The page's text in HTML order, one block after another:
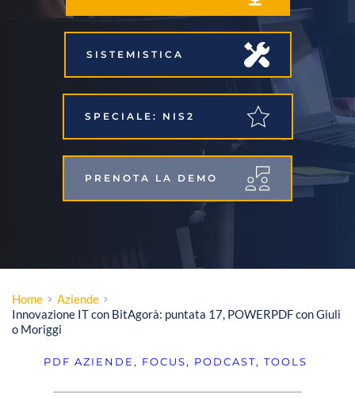
SISTEMISTICA
SPECIALE: NIS2
PRENOTA LA DEMO
Home
Aziende
Innovazione IT con BitAgorà: puntata 17, POWERPDF con Giuli
o Moriggi
PDF AZIENDE , FOCUS, PODCAST, TOOLS